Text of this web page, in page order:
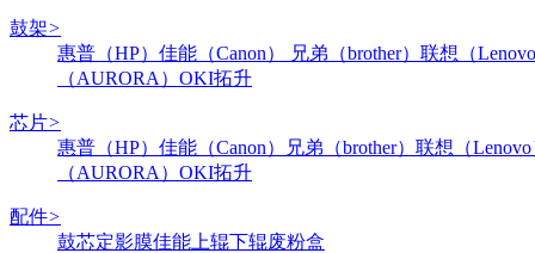
鼓架>
惠普（HP） 佳能（Canon） 兄弟（brother） 联想（
（AURORA） OKI拓升
芯片>
惠普（HP） 佳能（Canon） 兄弟（brother） 联想（
（AURORA） OKI拓升
配件>
鼓芯定影膜佳能 上辊下辊废粉盒